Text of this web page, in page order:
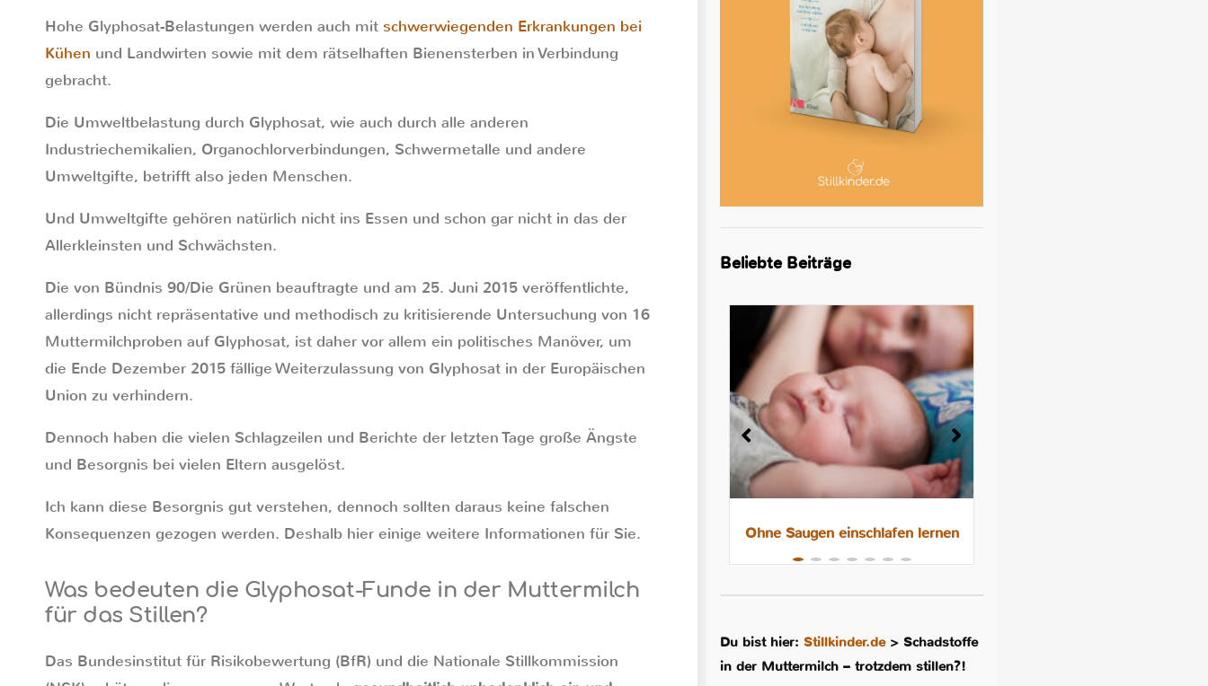
Hohe Glyphosat-Belastungen werden auch mit schwerwiegenden Erkrankungen bei
Kühen und Landwirten sowie mit dem rätselhaften Bienensterben in Verbindung
gebracht.
Die Umweltbelastung durch Glyphosat, wie auch durch alle anderen
Industriechemikalien, Organochlorverbindungen, Schwermetalle und andere
Umweltgifte, betrifft also jeden Menschen.
Und Umweltgifte gehören natürlich nicht ins Essen und schon gar nicht in das der
Allerkleinsten und Schwächsten.
Die von Bündnis 90/Die Grünen beauftragte und am 25. Juni 2015 veröffentlichte,
allerdings nicht repräsentative und methodisch zu kritisierende Untersuchung von 16
Muttermilchproben auf Glyphosat, ist daher vor allem ein politisches Manöver, um
die Ende Dezember 2015 fällige Weiterzulassung von Glyphosat in der Europäischen
Union zu verhindern.
Dennoch haben die vielen Schlagzeilen und Berichte der letzten Tage große Ängste
und Besorgnis bei vielen Eltern ausgelöst.
Ich kann diese Besorgnis gut verstehen, dennoch sollten daraus keine falschen
Konsequenzen gezogen werden. Deshalb hier einige weitere Informationen für Sie.
Was bedeuten die Glyphosat-Funde in der Muttermilch
für das Stillen?
Das Bundesinstitut für Risikobewertung (BfR) und die Nationale Stillkommission
Beliebte Beiträge
8 Tipps für leichtere Nächte mit
Ohne Saugen einschlafen lernen
Du bist hier:Stillkinder.de>Schadstoffe
in der Muttermilch – trotzdem stillen?!